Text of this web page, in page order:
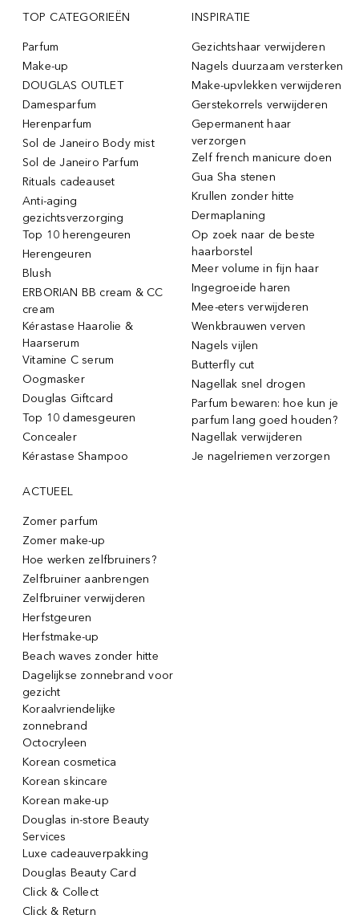
TOP CATEGORIEËN
Parfum
Make-up
DOUGLAS OUTLET
Damesparfum
Herenparfum
Sol de Janeiro Body mist
Sol de Janeiro Parfum
Rituals cadeauset
Anti-aging
gezichtsverzorging
Top 10 herengeuren
Herengeuren
Blush
ERBORIAN BB cream & CC
cream
Kérastase Haarolie &
Haarserum
Vitamine C serum
Oogmasker
Douglas Giftcard
Top 10 damesgeuren
Concealer
Kérastase Shampoo
INSPIRATIE
Gezichtshaar verwijderen
Nagels duurzaam versterken
Make-upvlekken verwijderen
Gerstekorrels verwijderen
Gepermanent haar
verzorgen
Zelf french manicure doen
Gua Sha stenen
Krullen zonder hitte
Dermaplaning
Op zoek naar de beste
haarborstel
Meer volume in fijn haar
Ingegroeide haren
Mee-eters verwijderen
Wenkbrauwen verven
Nagels vijlen
Butterfly cut
Nagellak snel drogen
Parfum bewaren: hoe kun je
parfum lang goed houden?
Nagellak verwijderen
Je nagelriemen verzorgen
ACTUEEL
Zomer parfum
Zomer make-up
Hoe werken zelfbruiners?
Zelfbruiner aanbrengen
Zelfbruiner verwijderen
Herfstgeuren
Herfstmake-up
Beach waves zonder hitte
Dagelijkse zonnebrand voor
gezicht
Koraalvriendelijke
zonnebrand
Octocryleen
Korean cosmetica
Korean skincare
Korean make-up
Douglas in-store Beauty
Services
Luxe cadeauverpakking
Douglas Beauty Card
Click & Collect
Click & Return